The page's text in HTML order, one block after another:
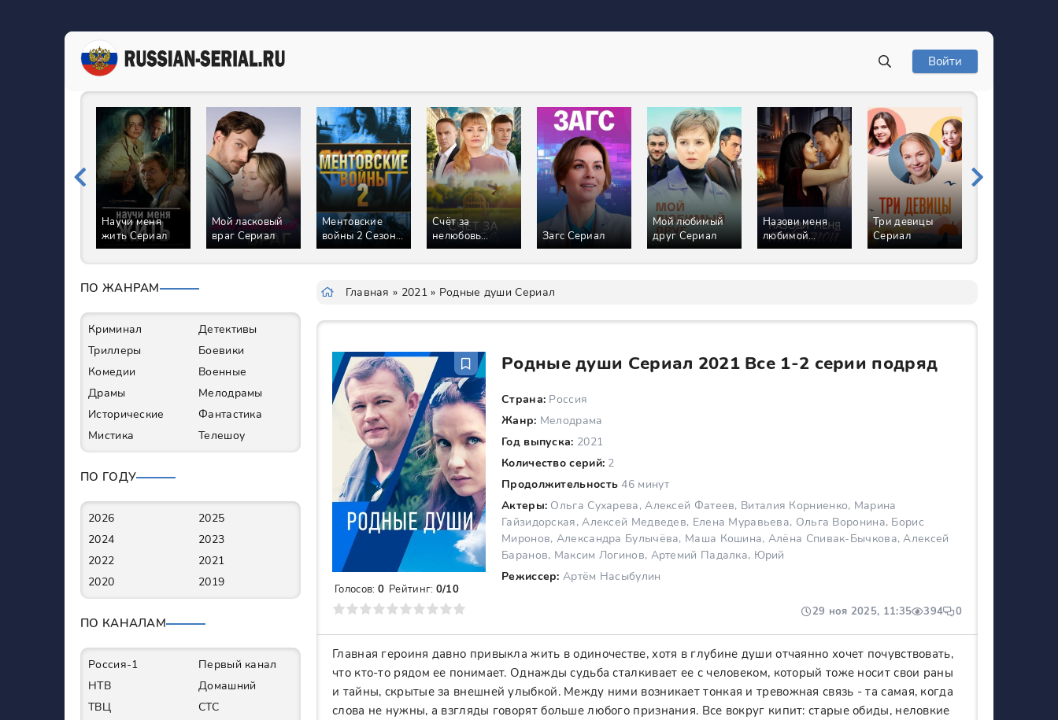
Войти
Научи меня
жить Сериал
Мой ласковый
враг Сериал
Ментовские
войны 2 Сезон
Сериал
Счёт за
нелюбовь
Сериал
Загс Сериал
Мой любимый
друг Сериал
Назови меня
любимой
Сериал
Три девицы
Сериал
Главная » 2021» Родные души Сериал
Родные души Сериал 2021 Все 1-2 серии подряд
Страна: Россия
Жанр: Мелодрама
Год выпуска: 2021
Количество серий: 2
Продолжительность 46 минут
Актеры: Ольга Сухарева, Алексей Фатеев, Виталия Корниенко, Марина
Гайзидорская, Алексей Медведев, Елена Муравьева, Ольга Воронина, Борис
Миронов, Александра Булычёва, Маша Кошина, Алёна Спивак-Бычкова, Алексей
Баранов, Максим Логинов, Артемий Падалка, Юрий
Режиссер: Артём Насыбулин
29 ноя 2025, 11:35 394 0
Голосов: 0 Рейтинг: 0/10
7 8 9 10
Главная героиня давно привыкла жить в одиночестве, хотя в глубине души отчаянно хочет почувствовать,
что кто-то рядом ее понимает. Однажды судьба сталкивает ее с человеком, который тоже носит свои раны
и тайны, скрытые за внешней улыбкой. Между ними возникает тонкая и тревожная связь - та самая, когда
слова не нужны, а взгляды говорят больше любого признания. Все вокруг кипит: старые обиды, неловкие
ПО ЖАНРАМ
Криминал
Детективы
Триллеры
Боевики
Комедии
Военные
Драмы
Мелодрамы
Исторические
Фантастика
Мистика
Телешоу
ПО ГОДУ
2026
2025
2024
2023
2022
2021
2020
2019
ПО КАНАЛАМ
Россия-1
Первый канал
НТВ
Домашний
ТВЦ
СТС